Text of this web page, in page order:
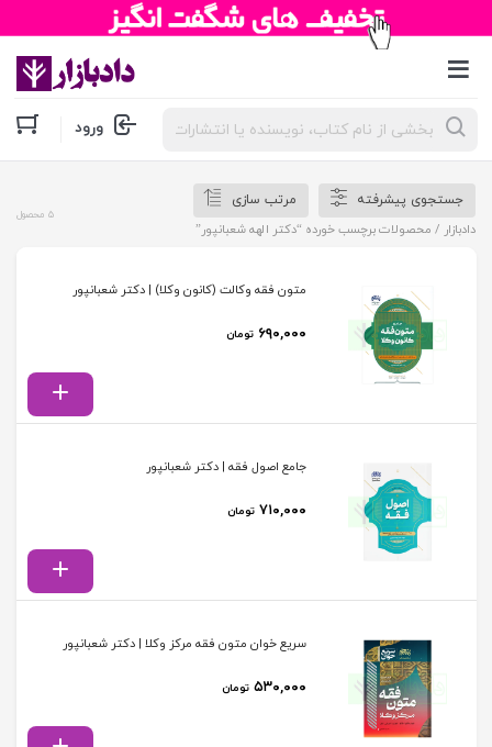
جستجوی
محصولات ورود
جستجوی پیشرفته
مرتب سازی
دادبازار / محصولات برچسب خورده “دکتر الهه شعبانپور”
5 محصول
متون فقه وکالت (کانون وکلا) | دکتر شعبانپور
۶۹۰,۰۰۰ تومان
جامع اصول فقه | دکتر شعبانپور
۷۱۰,۰۰۰ تومان
سریع خوان متون فقه مرکز وکلا | دکتر شعبانپور
۵۳۰,۰۰۰ تومان